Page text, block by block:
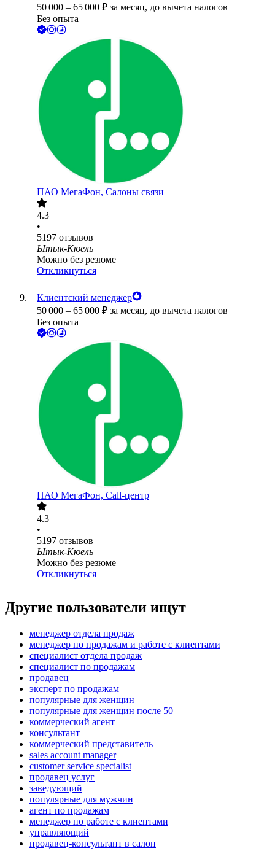
50 000 – 65 000 ₽ за месяц, до вычета налогов
Без опыта
ПАО МегаФон, Салоны связи
4.3
•
5197 отзывов
Ытык-Кюель
Можно без резюме
Откликнуться
Клиентский менеджер
50 000 – 65 000 ₽ за месяц, до вычета налогов
Без опыта
ПАО МегаФон, Call-центр
4.3
•
5197 отзывов
Ытык-Кюель
Можно без резюме
Откликнуться
Другие пользователи ищут
менеджер отдела продаж
менеджер по продажам и работе с клиентами
специалист отдела продаж
специалист по продажам
продавец
эксперт по продажам
популярные для женщин
популярные для женщин после 50
коммерческий агент
консультант
коммерческий представитель
sales account manager
customer service specialist
продавец услуг
заведующий
популярные для мужчин
агент по продажам
менеджер по работе с клиентами
управляющий
продавец-консультант в салон